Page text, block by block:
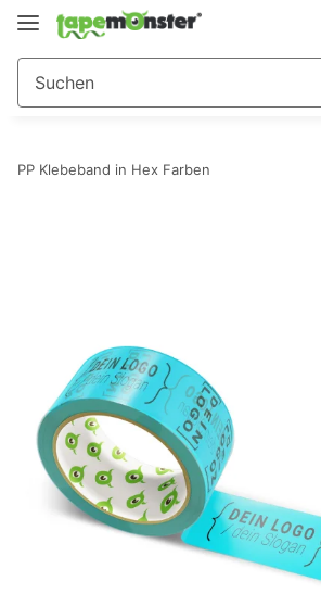
PP Klebeband in Hex Farben